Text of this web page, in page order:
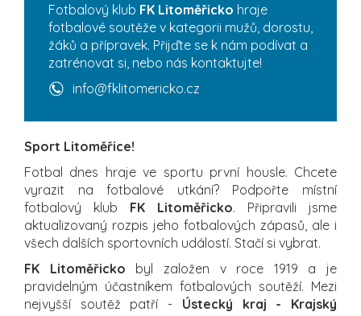
Fotbalový klub FK Litoměřicko hraje
fotbalové soutěže v kategorii mužů, dorostu,
žáků a přípravek. Přijďte se k nám podívat a
zatrénovat si, nebo nás kontaktujte!
info@fklitomericko.cz
Sport Litoměřice!
Fotbal dnes hraje ve sportu první housle. Chcete
vyrazit na fotbalové utkání? Podpořte místní
fotbalový klub FK Litoměřicko. Připravili jsme
aktualizovaný rozpis jeho fotbalových zápasů, ale i
všech dalších sportovních událostí. Stačí si vybrat.
FK Litoměřicko byl založen v roce 1919 a je
pravidelným účastníkem fotbalových soutěží. Mezi
nejvyšší soutěž patří - Ústecký kraj - Krajský